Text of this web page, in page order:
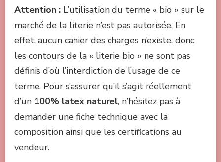
Attention : L’utilisation du terme « bio » sur le
marché de la literie n’est pas autorisée. En
effet, aucun cahier des charges n’existe, donc
les contours de la « literie bio » ne sont pas
définis d’où l’interdiction de l’usage de ce
terme. Pour s’assurer qu’il s’agit réellement
d’un 100% latex naturel, n’hésitez pas à
demander une fiche technique avec la
composition ainsi que les certifications au
vendeur.